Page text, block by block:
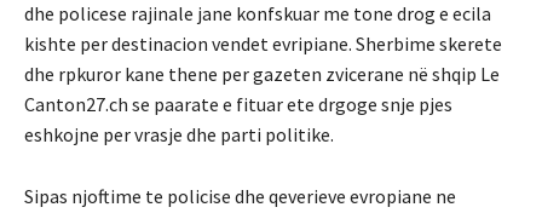
dhe policese rajinale jane konfskuar me tone drog e ecila
kishte per destinacion vendet evripiane. Sherbime skerete
dhe rpkuror kane thene per gazeten zvicerane në shqip Le
Canton27.ch se paarate e fituar ete drgoge snje pjes
eshkojne per vrasje dhe parti politike.
Sipas njoftime te policise dhe qeverieve evropiane ne